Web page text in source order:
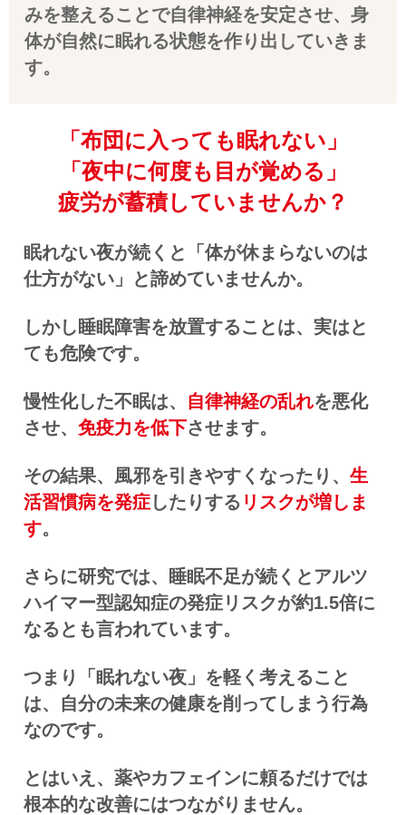
みを整えることで自律神経を安定させ、身
体が自然に眠れる状態を作り出していきま
す。
「布団に入っても眠れない」
「夜中に何度も目が覚める」
疲労が蓄積していませんか？
眠れない夜が続くと「体が休まらないのは
仕方がない」と諦めていませんか。
しかし睡眠障害を放置することは、実はと
ても危険です。
慢性化した不眠は、 自律神経の乱れを悪化
させ、 免疫力を低下させます。
その結果、風邪を引きやすくなったり、 生
活習慣病を発症したりする リスクが増しま
す。
さらに研究では、睡眠不足が続くとアルツ
ハイマー型認知症の発症リスクが約1.5倍に
なるとも言われています。
つまり「眠れない夜」を軽く考えること
は、自分の未来の健康を削ってしまう行為
なのです。
とはいえ、薬やカフェインに頼るだけでは
根本的な改善にはつながりません。